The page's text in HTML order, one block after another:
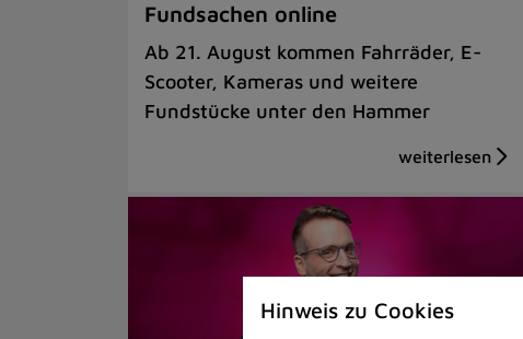
Fundsachen online
Ab 21. August kommen Fahrräder, E-
Scooter, Kameras und weitere
Fundstücke unter den Hammer
Hinweis zu Cookies